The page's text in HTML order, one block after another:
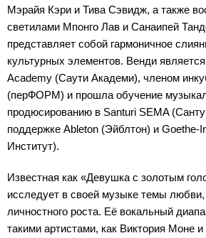
Мэрайя Кэри и Тива Сэвидж, а также
светилами Мпонго Лав и Санаипей
представляет собой гармоничное
культурных элементов. Венди
Academy (Саути Академи), членом
(перФОРМ) и прошла обучение
продюсированию в Santuri SEMA
поддержке Ableton (Эйблтон) и Goethe-
Институт).
Известная как «Девушка с золотым
исследует в своей музыке темы любви,
личностного роста. Её вокальный
такими артистами, как Виктория Моне